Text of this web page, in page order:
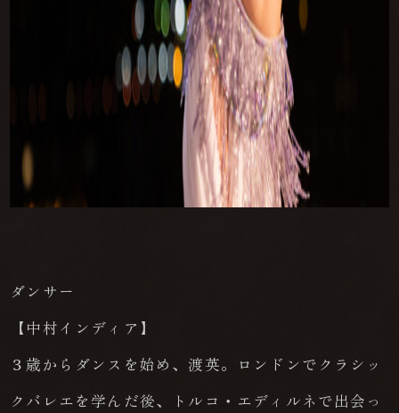
ダンサー
【中村インディア】
３歳からダンスを始め、渡英。ロンドンでクラシッ
クバレエを学んだ後、トルコ・エディルネで出会っ